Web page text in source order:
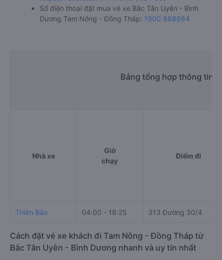
Số điện thoại đặt mua vé xe Bắc Tân Uyên - Bình
Dương Tam Nông - Đồng Tháp: 1900 888684
Bảng tổng hợp thông tin
Nhà xe
Giờ
chạy
Điểm đi
Thiên Bảo 04:00 - 18:25 313 Đường 30/4
Cách đặt vé xe khách đi Tam Nông - Đồng Tháp từ
Bắc Tân Uyên - Bình Dương nhanh và uy tín nhất